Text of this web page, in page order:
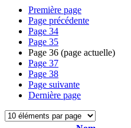
Première page
Page précédente
Page 34
Page 35
Page 36 (page actuelle)
Page 37
Page 38
Page suivante
Dernière page